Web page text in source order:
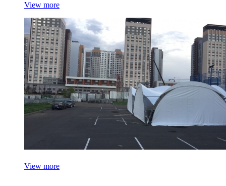
View more
View more